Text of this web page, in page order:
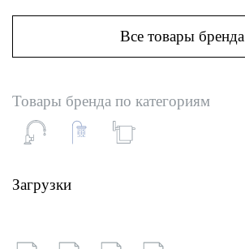
Все товары бренда
Товары бренда по категориям
Загрузки